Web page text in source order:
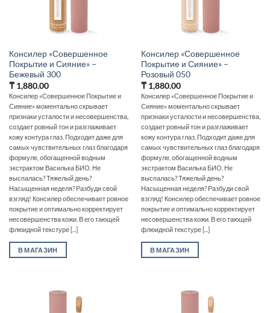
Консилер «Совершенное
Покрытие и Сияние» –
Бежевый 300
₸1,880.00
Консилер «Совершенное Покрытие и
Сияние» моментально скрывает
признаки усталости и несовершенства,
создает ровный тон и разглаживает
кожу контура глаз. Подходит даже для
самых чувствительных глаз благодаря
формуле, обогащенной водным
экстрактом Василька БИО. Не
выспалась? Тяжелый день?
Насыщенная неделя? Разбуди свой
взгляд! Консилер обеспечивает ровное
покрытие и оптимально корректирует
несовершенства кожи. В его тающей
флюидной текстуре [...]
В МАГАЗИН
Консилер «Совершенное
Покрытие и Сияние» –
Розовый 050
₸1,880.00
Консилер «Совершенное Покрытие и
Сияние» моментально скрывает
признаки усталости и несовершенства,
создает ровный тон и разглаживает
кожу контура глаз. Подходит даже для
самых чувствительных глаз благодаря
формуле, обогащенной водным
экстрактом Василька БИО. Не
выспалась? Тяжелый день?
Насыщенная неделя? Разбуди свой
взгляд! Консилер обеспечивает ровное
покрытие и оптимально корректирует
несовершенства кожи. В его тающей
флюидной текстуре [...]
В МАГАЗИН